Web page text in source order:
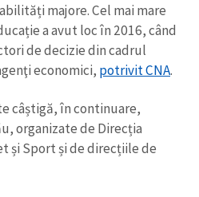
majore. Cel mai mare
a avut loc în 2016, când
de decizie din cadrul
economici, potrivit CNA.
câștigă, în continuare,
organizate de Direcția
și Sport și de direcțiile de